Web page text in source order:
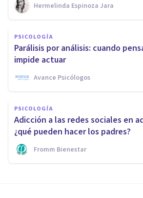
Hermelinda Espinoza Jara
PSICOLOGÍA
Parálisis por análisis: cuando
impide actuar
Avance Psicólogos
PSICOLOGÍA
Adicción a las redes sociales en
¿qué pueden hacer los padres?
Fromm Bienestar